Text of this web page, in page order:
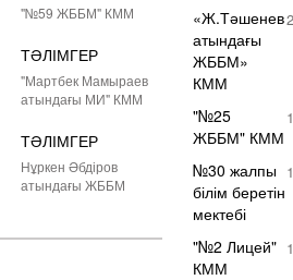
"№59 ЖББМ" КММ
ТӘЛІМГЕР
"Мартбек Мамыраев
атындағы МИ" КММ
ТӘЛІМГЕР
Нұркен Әбдіров
атындағы ЖББМ
«Ж.Тәшенев
атындағы
ЖББМ»
КММ
"№25
ЖББМ" КММ
№30 жалпы
білім беретін
мектебі
"№2 Лицей"
КММ